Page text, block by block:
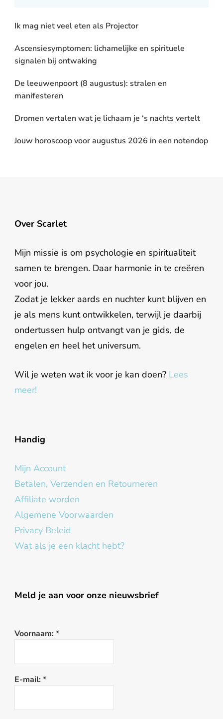
Ik mag niet veel eten als Projector
Ascensiesymptomen: lichamelijke en spirituele
signalen bij ontwaking
De leeuwenpoort (8 augustus): stralen en
manifesteren
Dromen vertalen wat je lichaam je ‘s nachts vertelt
Jouw horoscoop voor augustus 2026 in een notendop
Over Scarlet
Mijn missie is om psychologie en spiritualiteit
samen te brengen. Daar harmonie in te creëren
voor jou.
Zodat je lekker aards en nuchter kunt blijven en
je als mens kunt ontwikkelen, terwijl je daarbij
ondertussen hulp ontvangt van je gids, de
engelen en heel het universum.
Wil je weten wat ik voor je kan doen? Lees
meer!
Handig
Mijn Account
Betalen, Verzenden en Retourneren
Affiliate worden
Algemene Voorwaarden
Privacy Beleid
Wat als je een klacht hebt?
Meld je aan voor onze nieuwsbrief
Voornaam: *
E-mail: *